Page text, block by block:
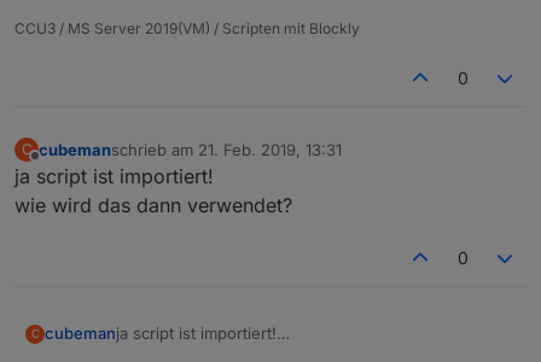
CCU3 / MS Server 2019(VM) / Scripten mit Blockly
0
C
Offline
cubemanschrieb am 21. Feb. 2019, 13:31
zuletzt editiert von
ja script ist importiert!
wie wird das dann verwendet?
0
C cubemanja script ist importiert!